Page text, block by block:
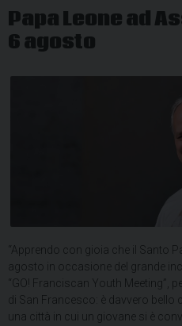
Papa Leone ad
6 agosto
“Apprendo con gioia che il Santo
agosto in occasione del grande
“GO! Franciscan Youth Meeting”,
di San Francesco: è davvero bello
una città in cui un giovane si è